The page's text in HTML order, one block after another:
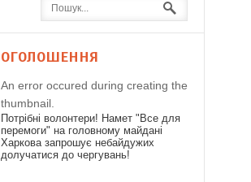
ОГОЛОШЕННЯ
An error occured during creating the
thumbnail.
Потрібні волонтери! Намет "Все для
перемоги" на головному майдані
Харкова запрошує небайдужих
долучатися до чергувань!